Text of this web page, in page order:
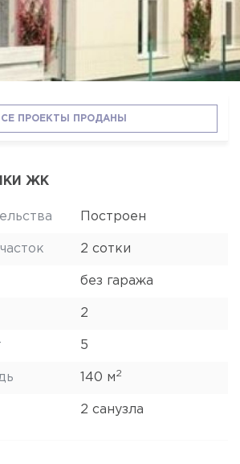
ПРОЕКТЫ ПРОДАНЫ
ЖК
Построен
2 сотки
без гаража
2
5
140 м2
2 санузла